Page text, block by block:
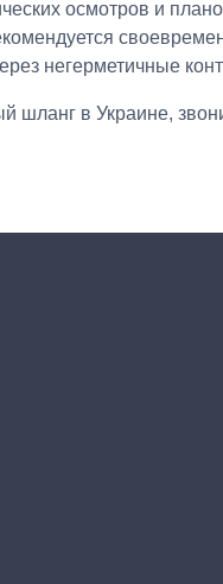
осмотров и
негерметичные
шланг в Украине,